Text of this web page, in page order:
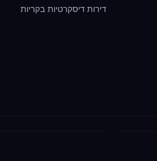
דירות דיסקרטיות בקריות